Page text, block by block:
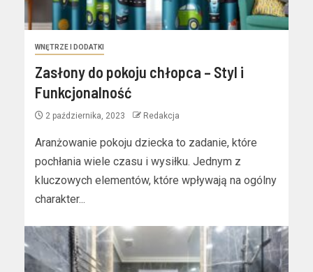
WNĘTRZE I DODATKI
Zasłony do pokoju chłopca – Styl i
Funkcjonalność
2 października, 2023 Redakcja
Aranżowanie pokoju dziecka to zadanie, które
pochłania wiele czasu i wysiłku. Jednym z
kluczowych elementów, które wpływają na ogólny
charakter...